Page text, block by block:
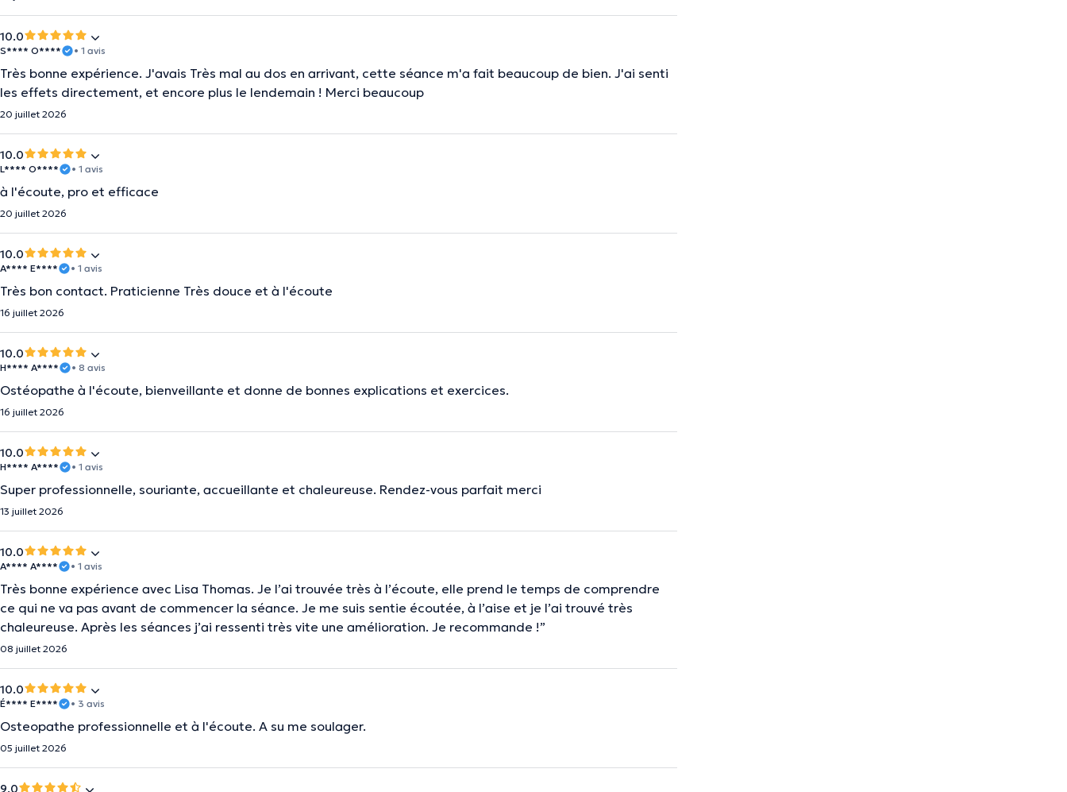
10.0
S**** O**** • 1 avis
Très bonne expérience. J'avais Très mal au dos en arrivant, cette séance m'a fait beaucoup de bien. J'ai senti
les effets directement, et encore plus le lendemain ! Merci beaucoup
20 juillet 2026
10.0
L**** O**** • 1 avis
à l'écoute, pro et efficace
20 juillet 2026
10.0
A**** E**** • 1 avis
Très bon contact. Praticienne Très douce et à l'écoute
16 juillet 2026
10.0
H**** A**** • 8 avis
Ostéopathe à l'écoute, bienveillante et donne de bonnes explications et exercices.
16 juillet 2026
10.0
H**** A**** • 1 avis
Super professionnelle, souriante, accueillante et chaleureuse. Rendez-vous parfait merci
13 juillet 2026
10.0
A**** A**** • 1 avis
Très bonne expérience avec Lisa Thomas. Je l’ai trouvée très à l’écoute, elle prend le temps de comprendre
ce qui ne va pas avant de commencer la séance. Je me suis sentie écoutée, à l’aise et je l’ai trouvé très
chaleureuse. Après les séances j’ai ressenti très vite une amélioration. Je recommande !”
08 juillet 2026
10.0
É**** E**** • 3 avis
Osteopathe professionnelle et à l'écoute. A su me soulager.
05 juillet 2026
9.0